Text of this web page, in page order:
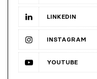
LINKEDIN
INSTAGRAM
YOUTUBE